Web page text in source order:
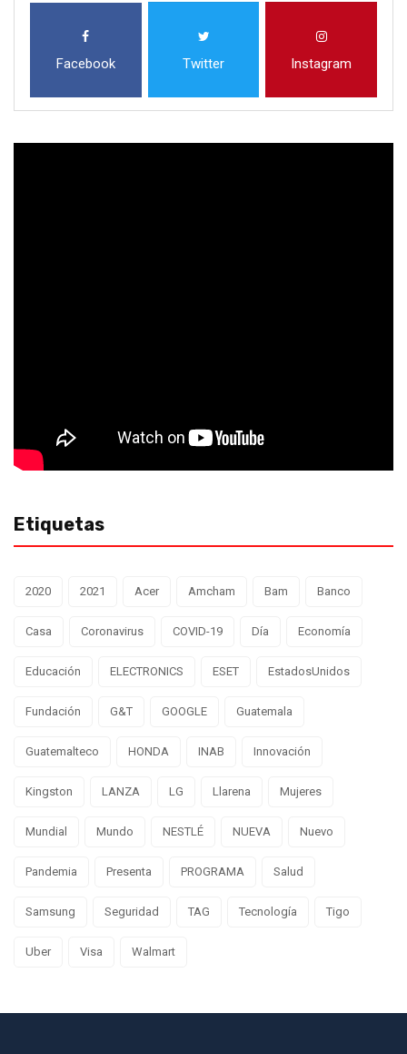
Facebook Twitter Instagram
Etiquetas
2020 2021 Acer Amcham Bam Banco
Casa Coronavirus COVID-19 Día Economía
Educación ELECTRONICS ESET EstadosUnidos
Fundación G&T GOOGLE Guatemala
Guatemalteco HONDA INAB Innovación
Kingston LANZA LG Llarena Mujeres
Mundial Mundo NESTLÉ NUEVA Nuevo
Pandemia Presenta PROGRAMA Salud
Samsung Seguridad TAG Tecnología Tigo
Uber Visa Walmart